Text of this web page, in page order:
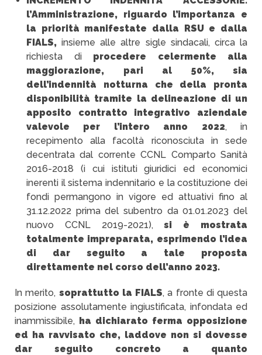
l’Amministrazione, riguardo l’importanza e
la priorità manifestate dalla RSU e dalla
FIALS,insieme alle altre sigle sindacali, circa la
richiesta di procedere celermente alla
maggiorazione, pari al 50%, sia
dell’indennità notturna che della pronta
disponibilità tramite la delineazione di un
apposito contratto integrativo aziendale
valevole per l’intero anno 2022, in
recepimento alla facoltà riconosciuta in sede
decentrata dal corrente CCNL Comparto Sanità
2016-2018 (i cui istituti giuridici ed economici
inerenti il sistema indennitario e la costituzione dei
fondi permangono in vigore ed attuativi fino al
31.12.2022 prima del subentro da 01.01.2023 del
nuovo CCNL 2019-2021),si è mostrata
totalmente impreparata, esprimendo l’idea
di dar seguito a tale proposta
direttamente nel corso dell’anno 2023.
In merito, soprattutto la FIALS, a fronte di questa
posizione assolutamente ingiustificata, infondata ed
inammissibile, ha dichiarato ferma opposizione
ed ha ravvisato che, laddove non si dovesse
dar seguito concreto a quanto